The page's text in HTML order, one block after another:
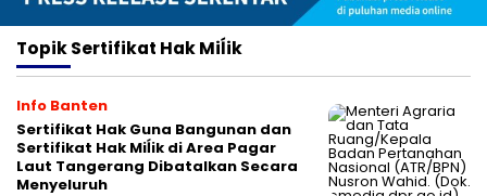
TopikSertifikat Hak Miĺik
Info Banten
Sertifikat Hak Guna Bangunan dan
Sertifikat Hak Miĺik di Area Pagar
Laut Tangerang Dibatalkan Secara
Menyeluruh